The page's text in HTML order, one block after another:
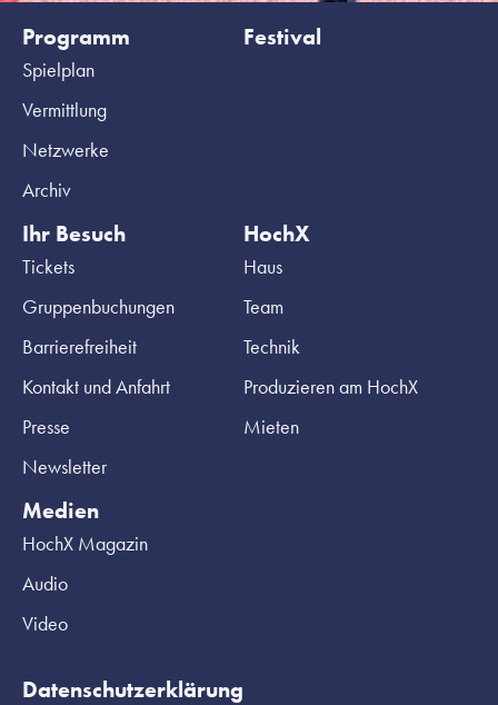
Programm
Spielplan
Vermittlung
Netzwerke
Archiv
Festival
Ihr Besuch
Tickets
Gruppenbuchungen
Barrierefreiheit
Kontakt und Anfahrt
Presse
Newsletter
HochX
Haus
Team
Technik
Produzieren am HochX
Mieten
Medien
HochX Magazin
Audio
Video
Datenschutzerklärung